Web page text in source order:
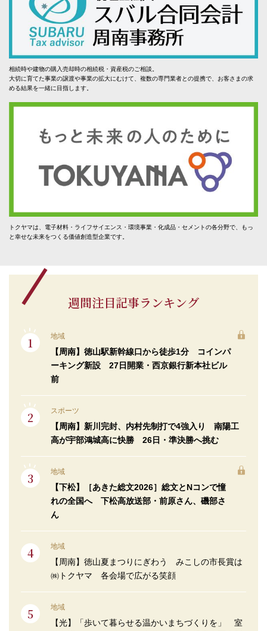
相続時や建物の購入売却時の相続税・資産税のご相談。
大切に育てた事業の譲渡や事業の拡大にむけて、複数の専門業者との提携で、お客さまの求
める結果を一緒に目指します。
トクヤマは、電子材料・ライフサイエンス・環境事業・化成品・セメントの各分野で、もっ
と幸せな未来をつくる価値創造型企業です。
週間注目記事ランキング
地域
【周南】徳山駅新幹線口から徒歩1分 コインパ
ーキング新設 27日開業・西京銀行新本社ビル
前
スポーツ
【周南】新川完封、内村先制打で4強入り 南陽工
高が宇部鴻城高に快勝 26日・準決勝へ挑む
地域
【下松】［あきた総文2026］総文とNコンで憧
れの全国へ 下松高放送部・前原さん、磯部さ
ん
地域
【周南】徳山夏まつりにぎわう みこしの市長賞は
㈱トクヤマ 各会場で広がる笑顔
地域
【光】「歩いて暮らせる温かいまちづくりを」 室